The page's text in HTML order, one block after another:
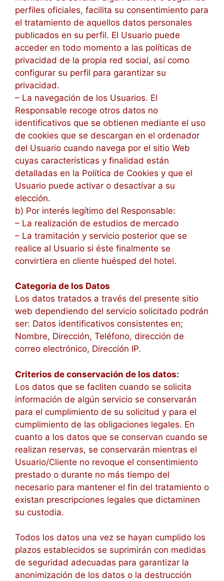
perfiles oficiales, facilita su consentimiento para
el tratamiento de aquellos datos personales
publicados en su perfil. El Usuario puede
acceder en todo momento a las políticas de
privacidad de la propia red social, así como
configurar su perfil para garantizar su
privacidad.
– La navegación de los Usuarios. El
Responsable recoge otros datos no
identificativos que se obtienen mediante el uso
de cookies que se descargan en el ordenador
del Usuario cuando navega por el sitio Web
cuyas características y finalidad están
detalladas en la Política de Cookies y que el
Usuario puede activar o desactivar a su
elección.
b) Por interés legítimo del Responsable:
– La realización de estudios de mercado
– La tramitación y servicio posterior que se
realice al Usuario si éste finalmente se
convirtiera en cliente huésped del hotel.
Categoria de los Datos
Los datos tratados a través del presente sitio
web dependiendo del servicio solicitado podrán
ser: Datos identificativos consistentes en;
Nombre, Dirección, Teléfono, dirección de
correo electrónico, Dirección IP.
Criterios de conservación de los datos:
Los datos que se facliten cuando se solicita
información de algún servicio se conservarán
para el cumplimiento de su solicitud y para el
cumplimiento de las obligaciones legales. En
cuanto a los datos que se conservan cuando se
realizan reservas, se conservarán mientras el
Usuario/Cliente no revoque el consentimiento
prestado o durante no más tiempo del
necesario para mantener el fin del tratamiento o
existan prescripciones legales que dictaminen
su custodia.
Todos los datos una vez se hayan cumplido los
plazos establecidos se suprimirán con medidas
de seguridad adecuadas para garantizar la
anonimización de los datos o la destrucción